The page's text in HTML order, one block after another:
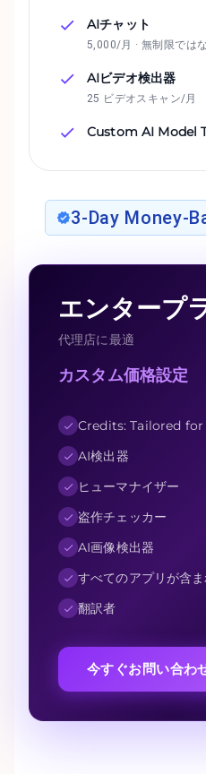
AIチャット
5,000/月 · 無制限では
AIビデオ検出器
25 ビデオスキャン/月
Custom AI Model
3-Day Money-
エンタープ
代理店に最適
カスタム価格設定
Credits: Tailored for
AI検出器
ヒューマナイザー
盗作チェッカー
AI画像検出器
すべてのアプリが含
翻訳者
今すぐお問い合わ